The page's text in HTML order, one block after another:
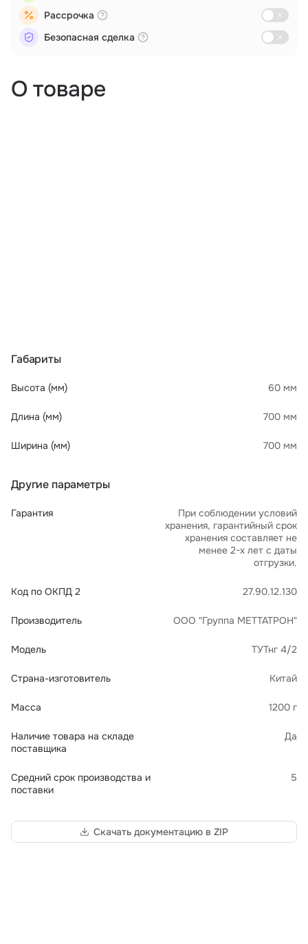
О товаре
Габариты
Высота (мм) 60 мм
Длина (мм) 700 мм
Ширина (мм) 700 мм
Другие параметры
Гарантия
При соблюдении условий
хранения, гарантийный срок
хранения составляет не
менее 2-х лет с даты
отгрузки.
Код по ОКПД 2 27.90.12.130
Производитель ООО "Группа МЕТТАТРОН"
Модель ТУТнг 4/2
Страна-изготовитель Китай
Масса 1200 г
Наличие товара на складе
поставщика
Да
Средний срок производства и
поставки
5
Скачать документацию в ZIP
Рассрочка
Безопасная сделка